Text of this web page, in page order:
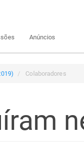
Anúncios
Colaboradores